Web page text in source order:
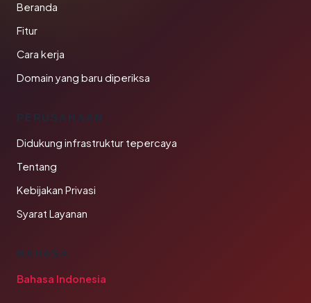
Beranda
Fitur
Cara kerja
Domain yang baru diperiksa
PERUSAHAAN
Didukung infrastruktur tepercaya
Tentang
Kebijakan Privasi
Syarat Layanan
BAHASA
Bahasa Indonesia